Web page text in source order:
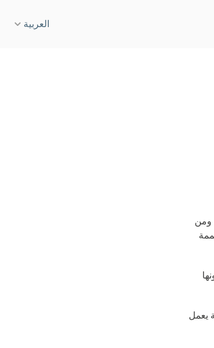
العربية
ومن
يعمل